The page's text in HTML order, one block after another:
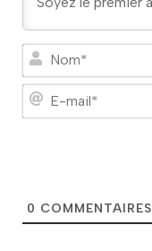
0 COMMENTAIRES